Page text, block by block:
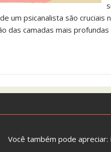
um psicanalista são
das camadas mais
Você também pode apreciar: